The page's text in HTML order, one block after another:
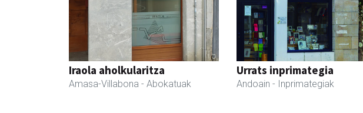
Iraola aholkularitza
Amasa-Villabona - Abokatuak
Urrats inprimategia
Andoain - Inprimategiak